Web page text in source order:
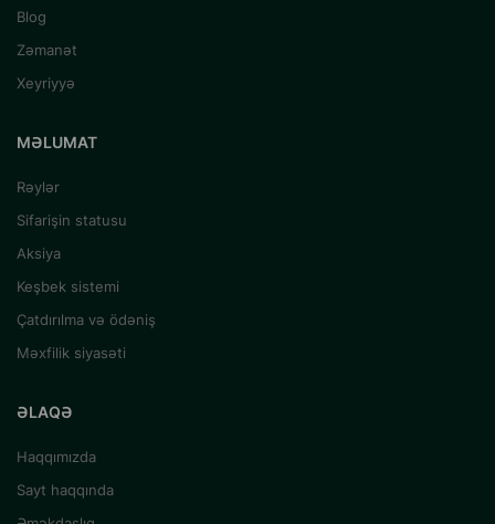
Blog
Zəmanət
Xeyriyyə
MƏLUMAT
Rəylər
Sifarişin statusu
Aksiya
Keşbek sistemi
Çatdırılma və ödəniş
Məxfilik siyasəti
ƏLAQƏ
Haqqımızda
Sayt haqqında